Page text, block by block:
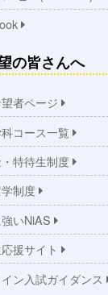
の皆さんへ
望者ページ
コース一覧
特待生制度
学制度
強いNiAS
援サイト
ン入試ガイダンス